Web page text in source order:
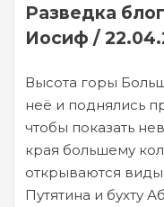
Разведка
Иосиф /
Высота горы
неё и поднялись
чтобы показать
края большему
открываются виды
Путятина и бухту